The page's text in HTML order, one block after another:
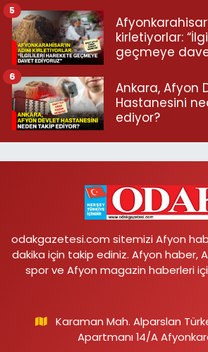
kirletiyorlar:
geçmeye
5
Ankara, Afyon
Hastanesini
ediyor?
6
odakgazetesi.com sitemizi Afyon
dakika için takip ediniz. Afyon haber,
spor ve Afyon magazin haberleri
Karaman Mah. Alparslan
Apartmanı 14/A